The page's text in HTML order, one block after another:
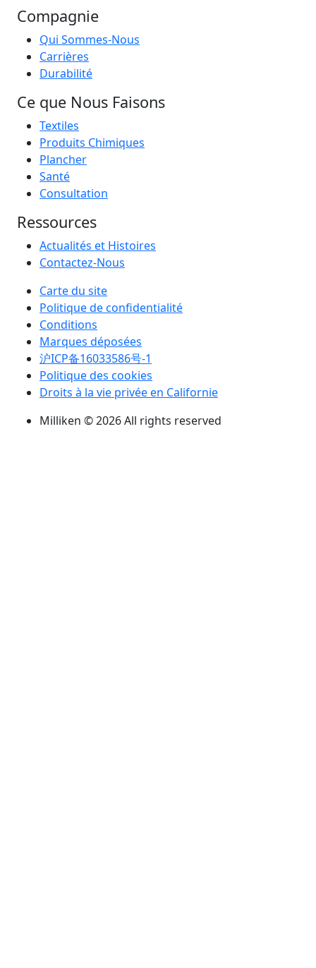
Compagnie
Qui Sommes-Nous
Carrières
Durabilité
Ce que Nous Faisons
Textiles
Produits Chimiques
Plancher
Santé
Consultation
Ressources
Actualités et Histoires
Contactez-Nous
Carte du site
Politique de confidentialité
Conditions
Marques déposées
沪ICP备16033586号-1
Politique des cookies
Droits à la vie privée en Californie
Milliken © 2026 All rights reserved